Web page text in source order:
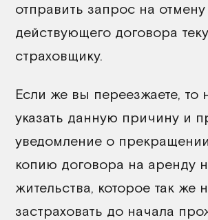
отправить запрос на отмену
действующего договора
страховщику.
Если же вы переезжаете, то
указать данную причину и
уведомление о
копию договора на аренду
жительства, которое так же
застраховать до начала